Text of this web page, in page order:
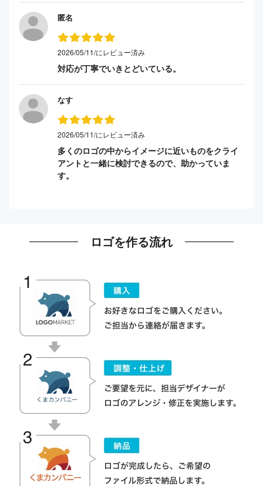
匿名
2026/05/11/にレビュー済み
対応が丁寧でいきとどいている。
なす
2026/05/11/にレビュー済み
多くのロゴの中からイメージに近いものをクライ
アントと一緒に検討できるので、助かっていま
す。
ロゴを作る流れ